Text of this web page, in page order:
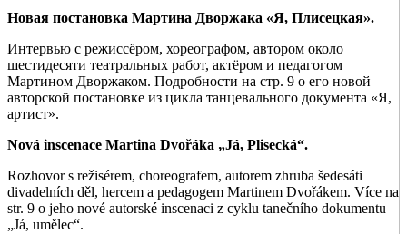
Новая постановка Мартина Дворжака «Я, Плисецкая».
Интервью с режиссёром, хореографом, автором около
шестидесяти театральных работ, актёром и педагогом
Мартином Дворжаком. Подробности на стр. 9 о его новой
авторской постановке из цикла танцевального документа «Я,
артист».
Nová inscenace Martina Dvořáka „Já, Plisecká“.
Rozhovor s režisérem, choreografem, autorem zhruba šedesáti
divadelních děl, hercem a pedagogem Martinem Dvořákem. Více na
str. 9 o jeho nové autorské inscenaci z cyklu tanečního dokumentu
„Já, umělec“.